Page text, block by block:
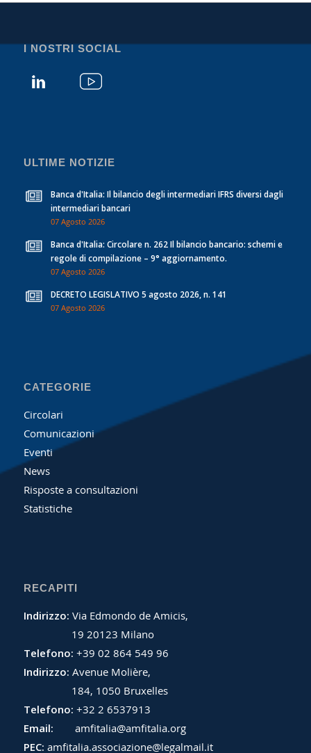
I NOSTRI SOCIAL
ULTIME NOTIZIE
Banca d'Italia: Il bilancio degli intermediari IFRS diversi dagli
intermediari bancari
07 Agosto 2026
Banca d'Italia: Circolare n. 262 Il bilancio bancario: schemi e
regole di compilazione – 9° aggiornamento.
07 Agosto 2026
DECRETO LEGISLATIVO 5 agosto 2026, n. 141
07 Agosto 2026
CATEGORIE
Circolari
Comunicazioni
Eventi
News
Risposte a consultazioni
Statistiche
RECAPITI
Indirizzo: Via Edmondo de Amicis,
19 20123 Milano
Telefono: +39 02 864 549 96
Indirizzo: Avenue Molière,
184, 1050 Bruxelles
Telefono: +32 2 6537913
Email:
amfitalia@amfitalia.org
PEC: amfitalia.associazione@legalmail.it